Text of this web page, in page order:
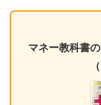
マネー教科書